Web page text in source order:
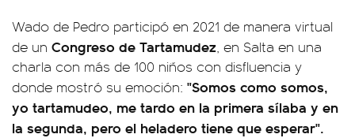
Wado de Pedro participó en 2021 de manera virtual
de un Congreso de Tartamudez, en Salta en una
charla con más de 100 niños con disfluencia y
donde mostró su emoción: "Somos como somos,
yo tartamudeo, me tardo en la primera sílaba y en
la segunda, pero el heladero tiene que esperar".